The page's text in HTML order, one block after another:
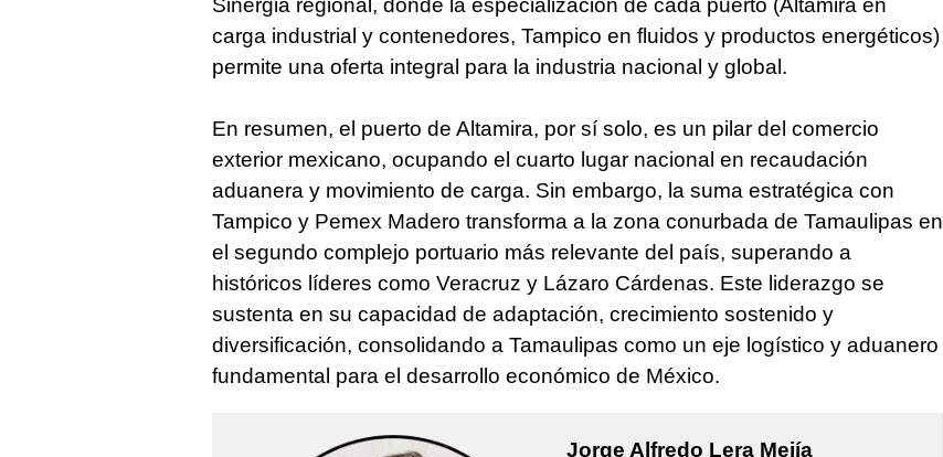
Sinergia regional, donde la especialización de cada puerto (Altamira en
carga industrial y contenedores, Tampico en fluidos y productos energéticos)
permite una oferta integral para la industria nacional y global.
En resumen, el puerto de Altamira, por sí solo, es un pilar del comercio
exterior mexicano, ocupando el cuarto lugar nacional en recaudación
aduanera y movimiento de carga. Sin embargo, la suma estratégica con
Tampico y Pemex Madero transforma a la zona conurbada de Tamaulipas en
el segundo complejo portuario más relevante del país, superando a
históricos líderes como Veracruz y Lázaro Cárdenas. Este liderazgo se
sustenta en su capacidad de adaptación, crecimiento sostenido y
diversificación, consolidando a Tamaulipas como un eje logístico y aduanero
fundamental para el desarrollo económico de México.
Jorge Alfredo Lera Mejía